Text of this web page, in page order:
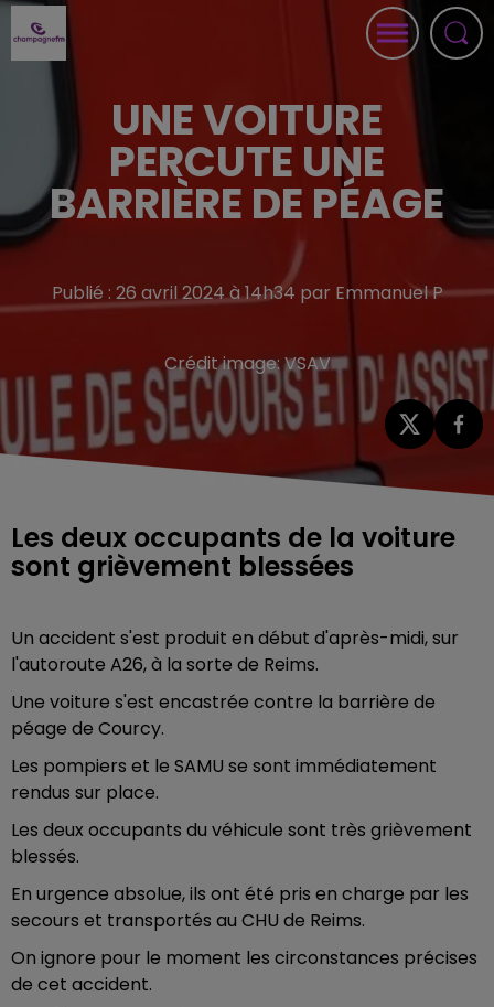
UNE VOITURE
PERCUTE UNE
BARRIÈRE DE PÉAGE
Publié : 26 avril 2024 à 14h34 par Emmanuel P
Crédit image:VSAV
Les deux occupants de la voiture
sont grièvement blessées
Un accident s'est produit en début d'après-midi, sur
l'autoroute A26, à la sorte de Reims.
Une voiture s'est encastrée contre la barrière de
péage de Courcy.
Les pompiers et le SAMU se sont immédiatement
rendus sur place.
Les deux occupants du véhicule sont très grièvement
blessés.
En urgence absolue, ils ont été pris en charge par les
secours et transportés au CHU de Reims.
On ignore pour le moment les circonstances précises
de cet accident.